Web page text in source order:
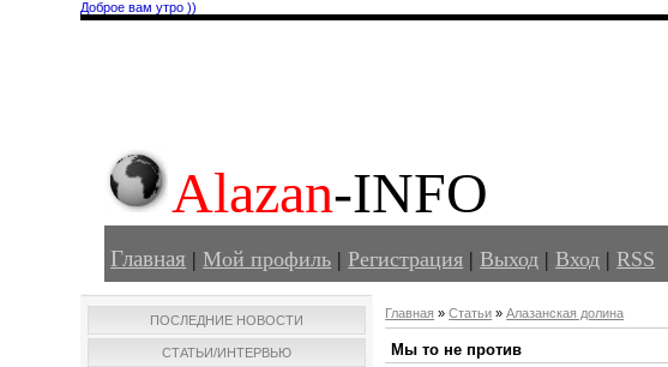
Доброе вам утро ))
Alazan-INFO
Главная |Мой профиль |Регистрация |Выход |Вход |RSS
ПОСЛЕДНИЕ НОВОСТИ
СТАТЬИ/ИНТЕРВЬЮ
Главная »Статьи »Алазанская долина
Мы то не против